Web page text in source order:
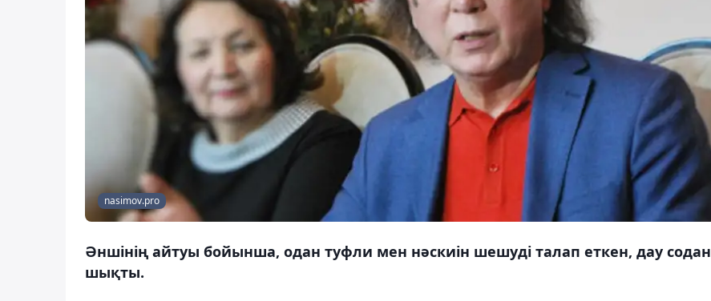
nasimov.pro
Әншінің айтуы бойынша, одан туфли мен нәскиін шешуді талап еткен, дау содан
шықты.